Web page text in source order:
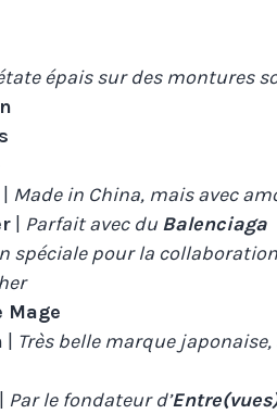
épais sur des montures
Made in China, mais avec
| Parfait avec du Balenciaga
spéciale pour la
Mage
Très belle marque
Par le fondateur d’